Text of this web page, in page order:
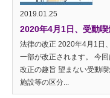
2019.01.25
2020年4月1日、受動
法律の改正 2020年4月1日
一部が改正されます。 今
改正の趣旨 望まない受動
施設等の区分...